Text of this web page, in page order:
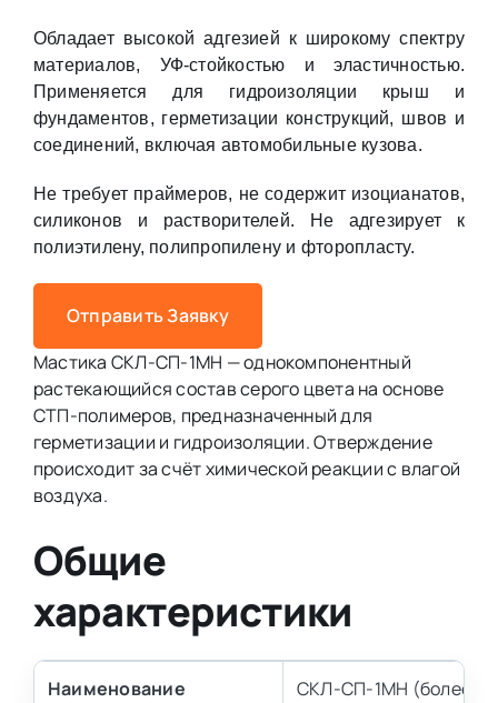
Обладает высокой адгезией к широкому спектру
материалов, УФ-стойкостью и эластичностью.
Применяется для гидроизоляции крыш и
фундаментов, герметизации конструкций, швов и
соединений, включая автомобильные кузова.
Не требует праймеров, не содержит изоцианатов,
силиконов и растворителей. Не адгезирует к
полиэтилену, полипропилену и фторопласту.
Отправить Заявку
Мастика СКЛ-СП-1МН — однокомпонентный
растекающийся состав серого цвета на основе
СТП-полимеров, предназначенный для
герметизации и гидроизоляции. Отверждение
происходит за счёт химической реакции с влагой
воздуха.
Общие
характеристики
Наименование СКЛ-СП-1МН (более